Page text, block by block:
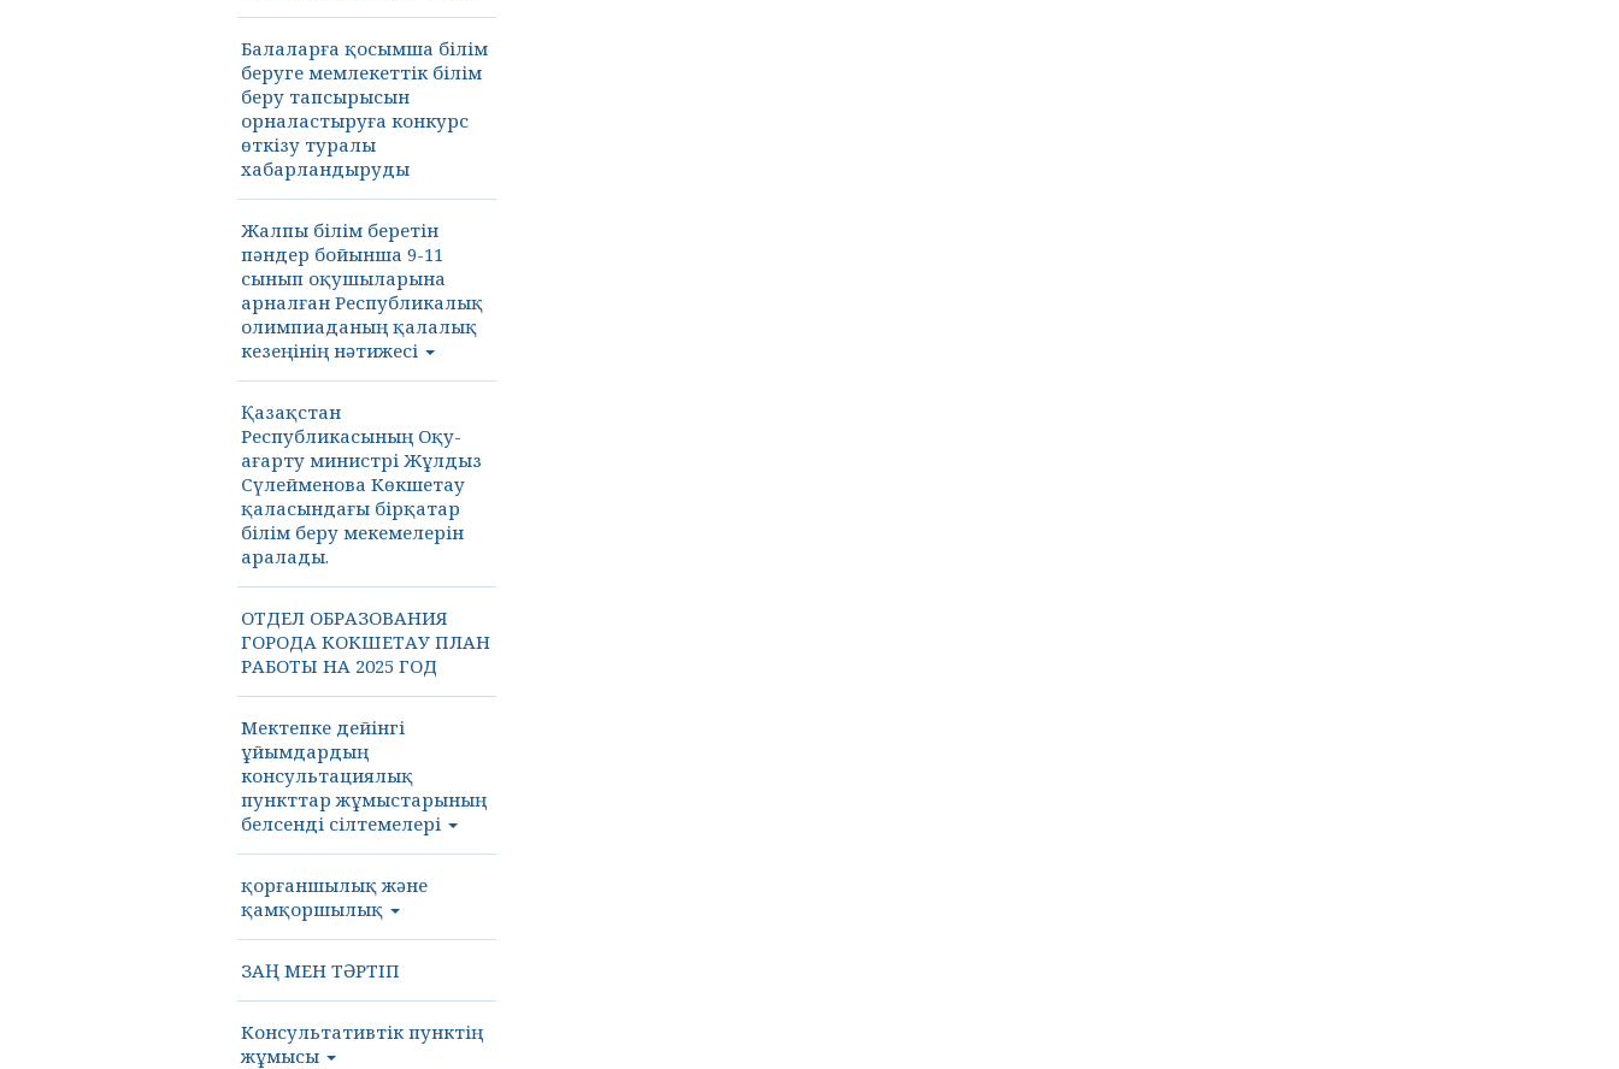
Балаларға қосымша білім
беруге мемлекеттік білім
беру тапсырысын
орналастыруға конкурс
өткізу туралы
хабарландыруды
Жалпы білім беретін
пәндер бойынша 9-11
сынып оқушыларына
арналған Республикалық
олимпиаданың қалалық
кезеңінің нәтижесі
Қазақстан
Республикасының Оқу-
ағарту министрі Жұлдыз
Сүлейменова Көкшетау
қаласындағы бірқатар
білім беру мекемелерін
аралады.
ОТДЕЛ ОБРАЗОВАНИЯ
ГОРОДА КОКШЕТАУ ПЛАН
РАБОТЫ НА 2025 ГОД
Мектепке дейінгі
ұйымдардың
консультациялық
пункттар жұмыстарының
белсенді сілтемелері
қорғаншылық және
қамқоршылық
ЗАҢ МЕН ТӘРТІП
Консультативтік пунктің
жұмысы